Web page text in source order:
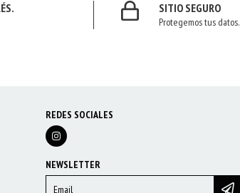
SITIO SEGURO
Protegemos tus datos.
REDES SOCIALES
NEWSLETTER